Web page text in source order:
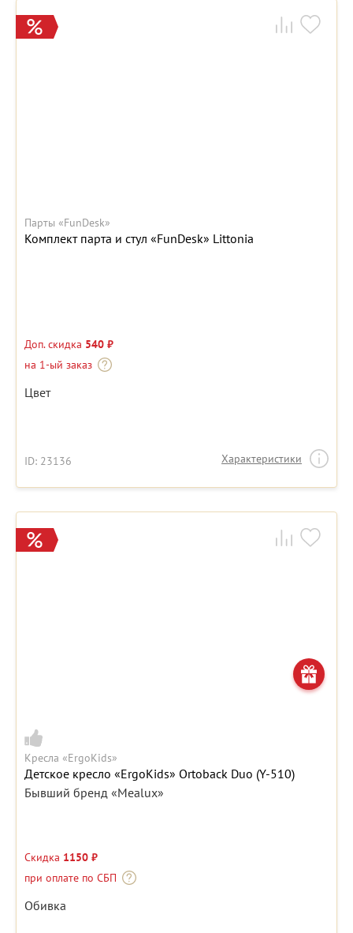
Парты «FunDesk»
Комплект парта и стул «FunDesk» Littonia
Доп. скидка 540 ₽
на 1-ый заказ
Цвет
ID: 23136 Характеристики
Кресла «ErgoKids»
Детское кресло «ErgoKids» Ortoback Duo (Y-510)
Бывший бренд «Mealux»
Скидка 1150 ₽
при оплате по СБП
Обивка